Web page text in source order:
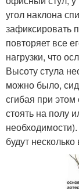
угол наклона
зафиксировать
повторяет все
нагрузки, что
Высоту стула
можно было,
сгибая при
стоять на полу
будут